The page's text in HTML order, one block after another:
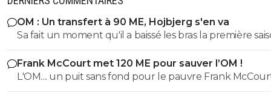
OM : Un transfert à 90 ME, Hojbjerg s'en va
Sa fait un moment qu'il a baissé les bras la première
etait top mais depuis quelques match etait en dessus.
et bon vent a lui pour le reste de sa carrière ...
Frank McCourt met 120 ME pour sauver l’OM !
L'OM.... un puit sans fond pour le pauvre Frank